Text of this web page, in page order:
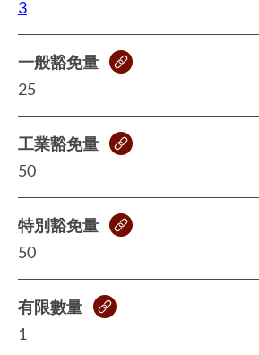
3
一般豁免量
25
工業豁免量
50
特別豁免量
50
有限數量
1